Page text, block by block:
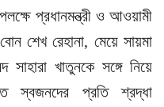
প্রধানমন্ত্রী ও আওয়ামী
শেখ রেহানা, মেয়ে সায়মা
সাহারা খাতুনকে সঙ্গে নিয়ে
প্রতি শ্রদ্ধা